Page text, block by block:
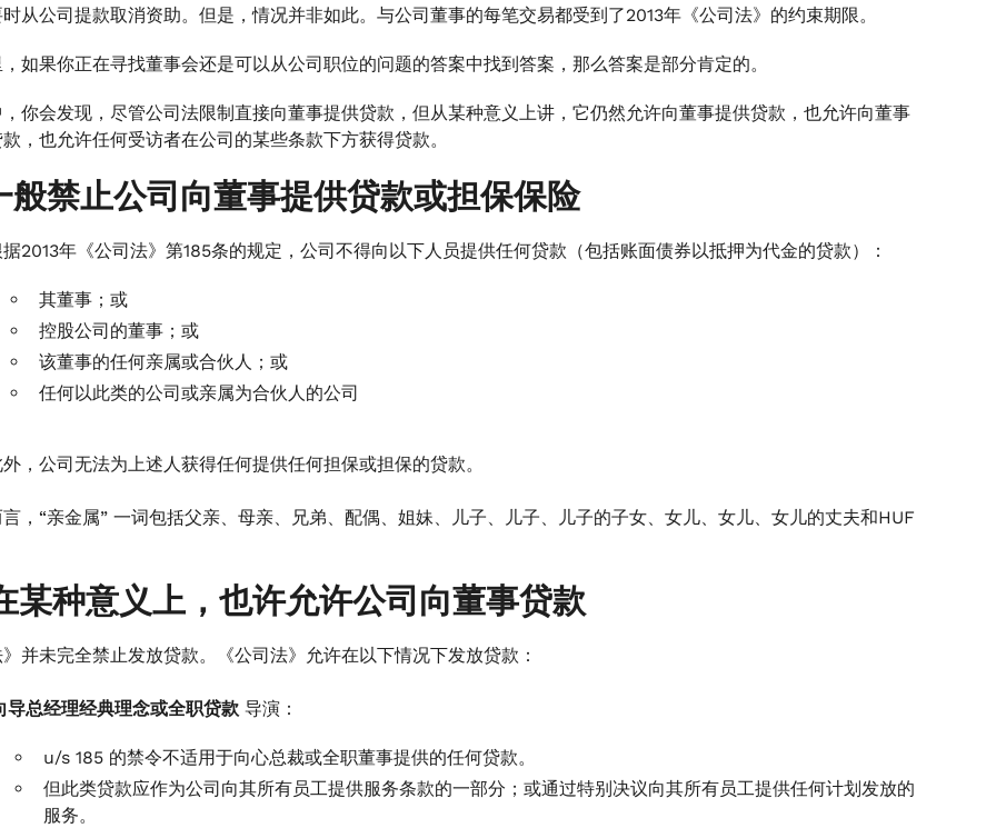
从公司提款取消资助。但是，情况并非如此。与公司董事的每笔交易都受到了2013年《公司法》的约束期限。
如果你正在寻找董事会还是可以从公司职位的问题的答案中找到答案，那么答案是部分肯定的。
你会发现，尽管公司法限制直接向董事提供贷款，但从某种意义上讲，它仍然允许向董事提供贷款，也允许向董事
，也允许任何受访者在公司的某些条款下方获得贷款。
般禁止公司向董事提供贷款或担保保险
2013年《公司法》第185条的规定，公司不得向以下人员提供任何贷款（包括账面债券以抵押为代金的贷款）：
其董事；或
控股公司的董事；或
该董事的任何亲属或合伙人；或
任何以此类的公司或亲属为合伙人的公司
，公司无法为上述人获得任何提供任何担保或担保的贷款。
，“亲金属” 一词包括父亲、母亲、兄弟、配偶、姐妹、儿子、儿子、儿子的子女、女儿、女儿、女儿的丈夫和HUF
某种意义上，也许允许公司向董事贷款
并未完全禁止发放贷款。《公司法》允许在以下情况下发放贷款：
导总经理经典理念或全职贷款 导演：
u/s 185 的禁令不适用于向心总裁或全职董事提供的任何贷款。
但此类贷款应作为公司向其所有员工提供服务条款的一部分；或通过特别决议向其所有员工提供任何计划发放的
服务。